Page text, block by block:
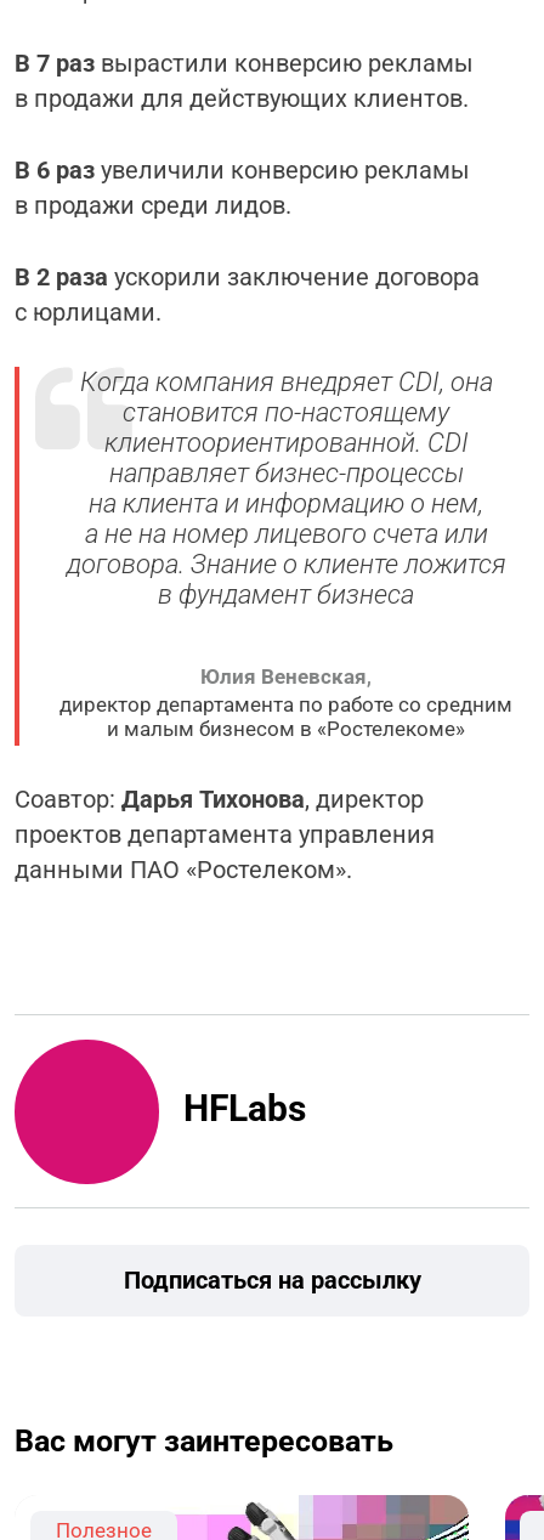
В 7 раз вырастили конверсию рекламы
в продажи для действующих клиентов.
В 6 разувеличили конверсию рекламы
в продажи среди лидов.
В 2 разаускорили заключение договора
с юрлицами.
Когда компания внедряет CDI, она
становится по-настоящему
клиентоориентированной. CDI
направляет бизнес-процессы
на клиента и информацию о нем,
а не на номер лицевого счета или
договора. Знание о клиенте ложится
в фундамент бизнеса
Юлия Веневская,
директор департамента по работе со средним
и малым бизнесом в «Ростелекоме»
Соавтор:Дарья Тихонова, директор
проектов департамента управления
данными ПАО «Ростелеком».
HFLabs
Подписаться на рассылку
Вас могут заинтересовать
Полезное